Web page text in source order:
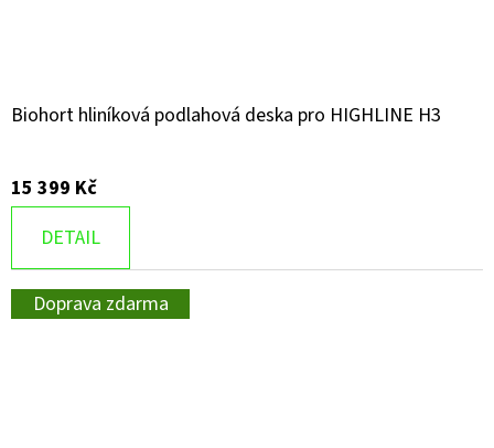
Biohort hliníková podlahová deska pro HIGHLINE H3
15 399 Kč
DETAIL
Doprava zdarma